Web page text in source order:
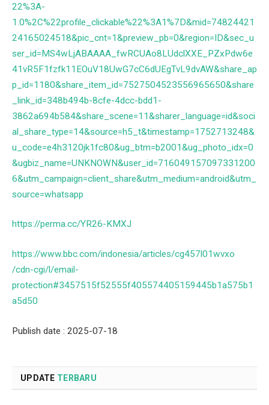
22%3A-
1.0%2C%22profile_clickable%22%3A1%7D&mid=74824421
24165024518&pic_cnt=1&preview_pb=0&region=ID&sec_u
ser_id=MS4wLjABAAAA_fwRCUAo8LUdclXXE_PZxPdw6e
41vR5F1fzfk11EOuV18UwG7cC6dUEgTvL9dvAW&share_ap
p_id=1180&share_item_id=7527504523556965650&share
_link_id=348b494b-8cfe-4dcc-bdd1-
3862a694b584&share_scene=11&sharer_language=id&soci
al_share_type=14&source=h5_t&timestamp=1752713248&
u_code=e4h3120jk1fc80&ug_btm=b2001&ug_photo_idx=0
&ugbiz_name=UNKNOWN&user_id=716049157097331200
6&utm_campaign=client_share&utm_medium=android&utm_
source=whatsapp
https://perma.cc/YR26-KMXJ
https://www.bbc.com/indonesia/articles/cg457l01wvxo
/cdn-cgi/l/email-
protection#3457515f52555f405574405159445b1a575b1
a5d50
Publish date : 2025-07-18
UPDATE TERBARU